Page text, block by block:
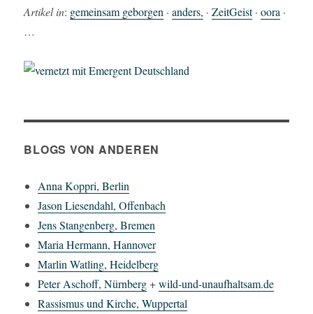
Artikel in: gemeinsam geborgen ·anders, ·ZeitGeist·oora ·
…
BLOGS VON ANDEREN
Anna Koppri, Berlin
Jason Liesendahl, Offenbach
Jens Stangenberg, Bremen
Maria Hermann, Hannover
Marlin Watling, Heidelberg
Peter Aschoff, Nürnberg+wild-und-unaufhaltsam.de
Rassismus und Kirche, Wuppertal